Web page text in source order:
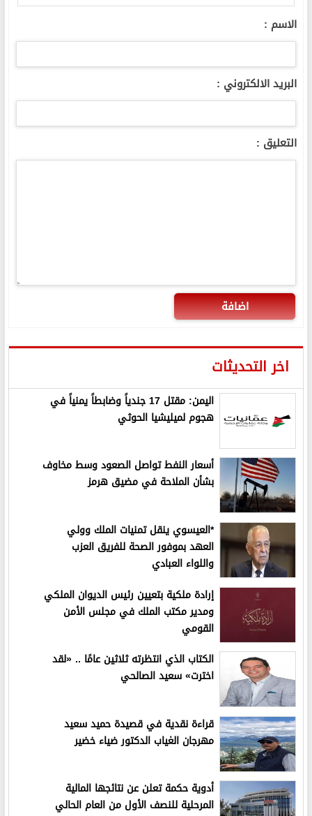
الاسم :
البريد الالكتروني :
التعليق :
اضافة
اخر التحديثات
اليمن: مقتل 17 جندياً وضابطاً يمنياً في
هجوم لميليشيا الحوثي
أسعار النفط تواصل الصعود وسط مخاوف
بشأن الملاحة في مضيق هرمز
*العيسوي ينقل تمنيات الملك وولي
العهد بموفور الصحة للفريق العزب
واللواء العبادي
إرادة ملكية بتعيين رئيس الديوان الملكي
ومدير مكتب الملك في مجلس الأمن
القومي
الكتاب الذي انتظرته ثلاثين عامًا .. «لقد
اخترت» سعيد الصالحي
قراءة نقدية في قصيدة حميد سعيد
مهرجان الغياب الدكتور ضياء خضير
أدوية حكمة تعلن عن نتائجها المالية
المرحلية للنصف الأول من العام الحالي